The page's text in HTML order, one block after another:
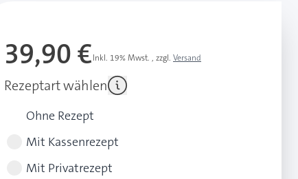
39,90 €Inkl. 19% Mwst. , zzgl. Versand
Rezeptart wählen
Ohne Rezept
Mit Kassenrezept
Mit Privatrezept